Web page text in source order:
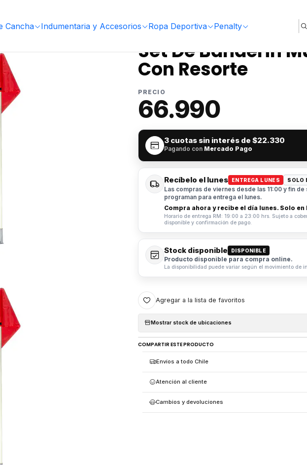
Cancha Indumentaria y Accesorios Ropa Deportiva Penalty
Set De Banderin
Con Resorte
PRECIO
66.990
3 cuotas sin interés de $22.330
Pagando con Mercado Pago
Recíbelo el lunes ENTREGA LUNES SOLO
Las compras de viernes desde las 11:00 y fin de
programan para entrega el lunes.
Compra ahora y recibe el día lunes. Solo en
Horario de entrega RM: 19:00 a 23:00 hrs. Sujeto a
disponible y confirmación de pago.
Stock disponible DISPONIBLE
Producto disponible para compra online.
La disponibilidad puede variar según el movimiento de
Agregar a la lista de favoritos
Mostrar stock de ubicaciones
COMPARTIR ESTE PRODUCTO
Envíos a todo Chile
Atención al cliente
Cambios y devoluciones